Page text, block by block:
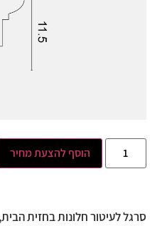
הוסף להצעת מחיר